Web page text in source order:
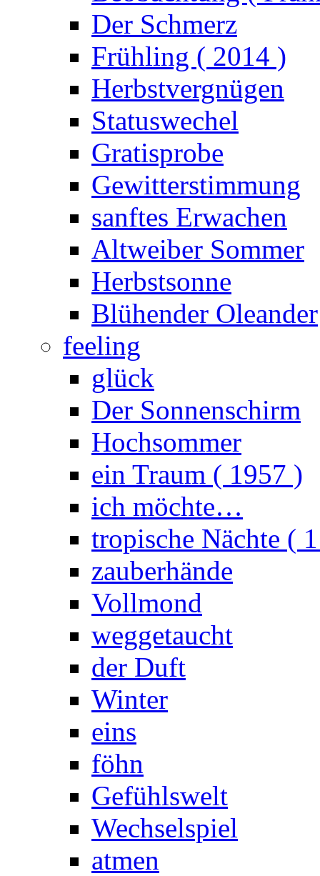
Der Schmerz
Frühling ( 2014 )
Herbstvergnügen
Statuswechel
Gratisprobe
Gewitterstimmung
sanftes Erwachen
Altweiber Sommer
Herbstsonne
Blühender Oleander
feeling
glück
Der Sonnenschirm
Hochsommer
ein Traum ( 1957 )
ich möchte…
tropische Nächte (
zauberhände
Vollmond
weggetaucht
der Duft
Winter
eins
föhn
Gefühlswelt
Wechselspiel
atmen